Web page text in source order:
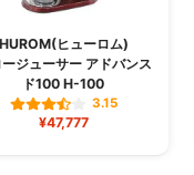
HUROM(ヒューロム)
ージューサー アドバンス
ド100 H-100
3.15
¥47,777